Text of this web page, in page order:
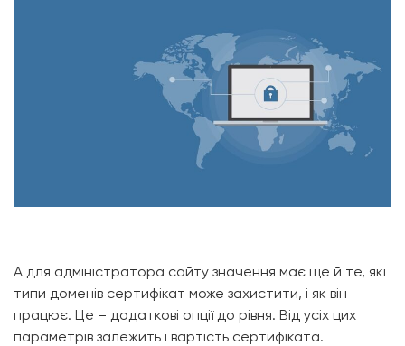
А для адміністратора сайту значення має ще й те, які
типи доменів сертифікат може захистити, і як він
працює. Це – додаткові опції до рівня. Від усіх цих
параметрів залежить і вартість сертифіката.